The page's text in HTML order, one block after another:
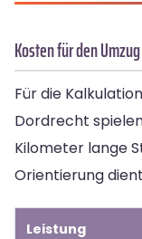
Kosten für den
Für die
Dordrecht
Kilometer lange
Orientierung
Leistung